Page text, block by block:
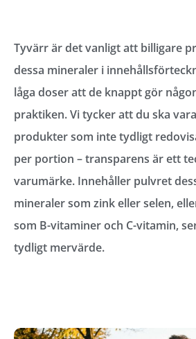
Tyvärr är det vanligt att billigare
dessa mineraler i
låga doser att de knappt gör
praktiken. Vi tycker att du ska
produkter som inte tydligt
per portion – transparens är ett
varumärke. Innehåller pulvret
mineraler som zink eller selen,
som B-vitaminer och C-vitamin,
tydligt mervärde.